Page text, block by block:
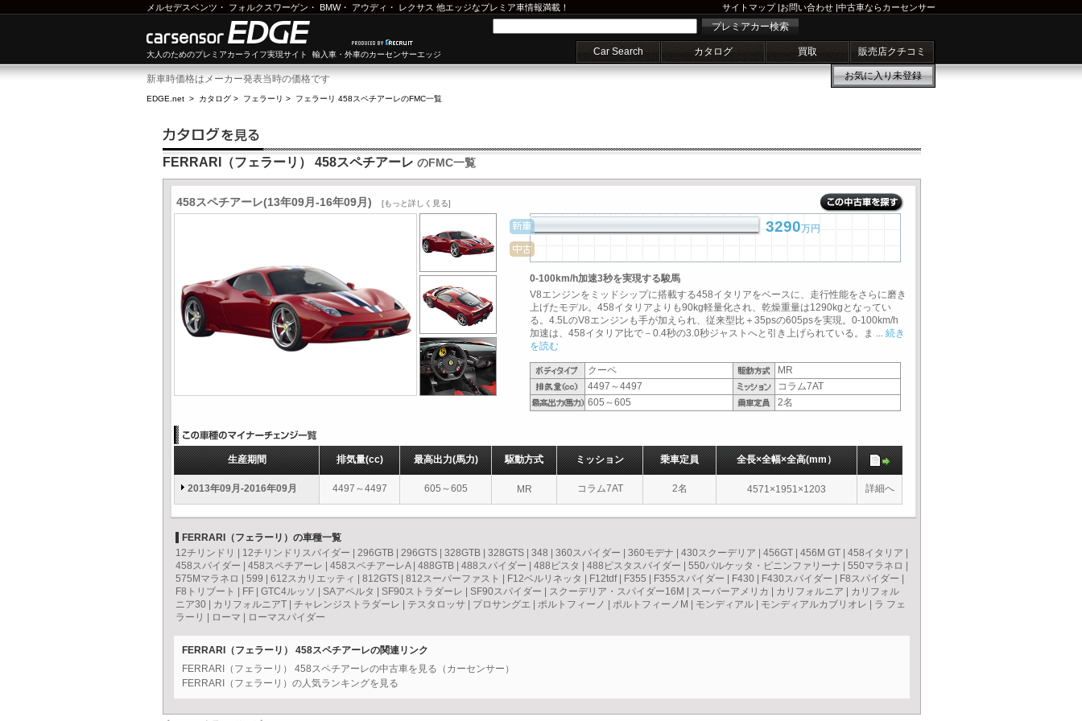
メルセデスベンツ ・ フォルクスワーゲン ・ BMW・ アウディ ・ レクサス 他エッジなプレミア車情報満載！ サイトマップ|お問い合わせ |中古車ならカーセンサー
大人のためのプレミアカーライフ実現サイト 輸入車・外車のカーセンサーエッジ
プレミアカー検索
Car Search カタログ 買取 販売店クチコミ
お気に入り未登録
新車時価格はメーカー発表当時の価格です
EDGE.net > カタログ > フェラーリ > フェラーリ 458スペチアーレのFMC一覧
FERRARI（フェラーリ） 458スペチアーレ のFMC一覧
458スペチアーレ(13年09月-16年09月) [もっと詳しく見る]
3290万円
0-100km/h加速3秒を実現する駿馬
V8エンジンをミッドシップに搭載する458イタリアをベースに、走行性能をさらに磨き
上げたモデル。458イタリアよりも90kg軽量化され、乾燥重量は1290kgとなってい
る。4.5LのV8エンジンも手が加えられ、従来型比＋35psの605psを実現。0-100km/h
加速は、458イタリア比で－0.4秒の3.0秒ジャストへと引き上げられている。ま ... 続き
を読む
クーペ
MR
4497～4497
コラム7AT
605～605
2名
生産期間 排気量(cc) 最高出力(馬力) 駆動方式 ミッション 乗車定員 全長×全幅×全高(mm）
2013年09月-2016年09月 4497～4497 605～605 MR コラム7AT 2名 4571×1951×1203 詳細へ
FERRARI（フェラーリ）の車種一覧
12チリンドリ
12チリンドリスパイダー 296GTB 296GTS 328GTB 328GTS 348 360スパイダー 360モデナ 430スクーデリア 456GT 456M GT 458イタリア
458スパイダー
458スペチアーレ 458スペチアーレA| 488GTB 488スパイダー 488ピスタ 488ピスタスパイダー 550バルケッタ・ピニンファリーナ 550マラネロ
575Mマラネロ
599 612スカリエッティ 812GTS 812スーパーファスト F12ベルリネッタ F12tdf| F355 F355スパイダー F430 F430スパイダー F8スパイダー
F8トリブート
FF GTC4ルッソ SAアペルタ SF90ストラダーレ SF90スパイダー スクーデリア・スパイダー16M スーパーアメリカ カリフォルニア
カリフォル
ニア30
カリフォルニアT チャレンジストラダーレ テスタロッサ プロサングエ ポルトフィーノ ポルトフィーノM モンディアル モンディアルカブリオレ
ラ フェ
ラーリ
ローマ ローマスパイダー
FERRARI（フェラーリ） 458スペチアーレの関連リンク
FERRARI（フェラーリ） 458スペチアーレの中古車を見る（カーセンサー）
FERRARI（フェラーリ）の人気ランキングを見る